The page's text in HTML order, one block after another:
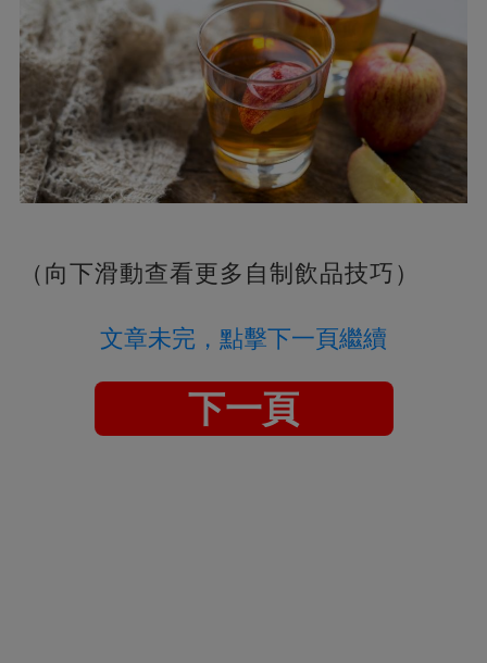
（向下滑動查看更多自制飲品技巧）
文章未完，點擊下一頁繼續
下一頁